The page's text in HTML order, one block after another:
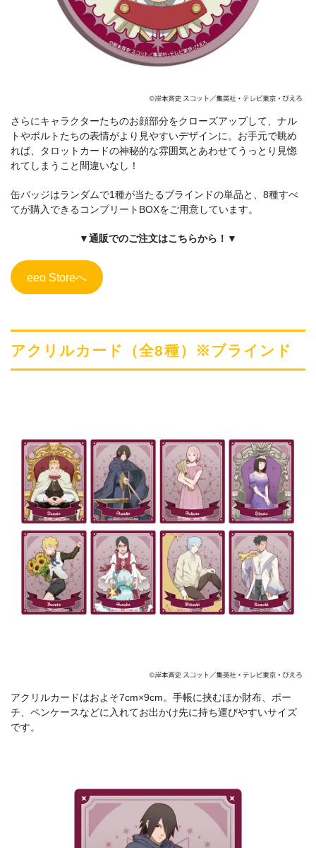
さらにキャラクターたちのお顔部分をクローズアップして、ナル
トやボルトたちの表情がより見やすいデザインに。お手元で眺め
れば、タロットカードの神秘的な雰囲気とあわせてうっとり見惚
れてしまうこと間違いなし！
缶バッジはランダムで1種が当たるブラインドの単品と、8種すべ
てが購入できるコンプリートBOXをご用意しています。
▼通販でのご注文はこちらから！▼
eeo Storeへ
アクリルカード（全8種）※ブラインド
アクリルカードはおよそ7cm×9cm。手帳に挟むほか財布、ポー
チ、ペンケースなどに入れてお出かけ先に持ち運びやすいサイズ
です。